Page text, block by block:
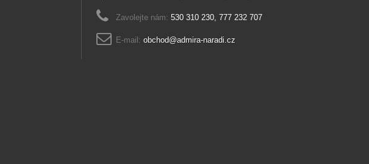
Zavolejte nám: 530 310 230, 777 232 707
E-mail: obchod@admira-naradi.cz